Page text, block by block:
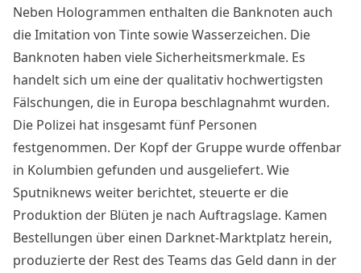
Neben Hologrammen enthalten die Banknoten auch
die Imitation von Tinte sowie Wasserzeichen. Die
Banknoten haben viele Sicherheitsmerkmale. Es
handelt sich um eine der qualitativ hochwertigsten
Fälschungen, die in Europa beschlagnahmt wurden.
Die Polizei hat insgesamt fünf Personen
festgenommen. Der Kopf der Gruppe wurde offenbar
in Kolumbien gefunden und ausgeliefert. Wie
Sputniknews weiter berichtet, steuerte er die
Produktion der Blüten je nach Auftragslage. Kamen
Bestellungen über einen Darknet-Marktplatz herein,
produzierte der Rest des Teams das Geld dann in der